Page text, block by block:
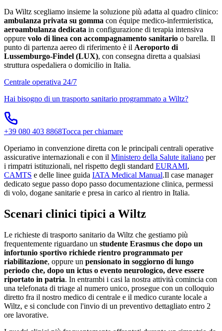
Da Wiltz scegliamo insieme la soluzione più adatta al quadro clinico:
ambulanza privata su gomma con équipe medico-infermieristica,
aeroambulanza dedicata in configurazione di terapia intensiva
oppure volo di linea con accompagnamento sanitario o barella. Il
punto di partenza aereo di riferimento è il Aeroporto di
Lussemburgo-Findel (LUX), con consegna diretta a qualsiasi
struttura ospedaliera o domicilio in Italia.
Centrale operativa 24/7
Hai bisogno di un trasporto sanitario programmato a Wiltz?
+39 080 403 8868Tocca per chiamare
Operiamo in convenzione diretta con le principali centrali operative
assicurative internazionali e con il Ministero della Salute italiano per
i rimpatri istituzionali, nel rispetto degli standard EURAMI,
CAMTS e delle linee guida IATA Medical Manual.Il case manager
dedicato segue passo dopo passo documentazione clinica, permessi
di volo, dogane sanitarie e presa in carico al rientro in Italia.
Scenari clinici tipici a Wiltz
Le richieste di trasporto sanitario da Wiltz che gestiamo più
frequentemente riguardano un studente Erasmus che dopo un
infortunio sportivo richiede rientro programmato per
riabilitazione, oppure un pensionato in soggiorno di lungo
periodo che, dopo un ictus o evento neurologico, deve essere
riportato in patria. In entrambi i casi la nostra attività comincia con
una telefonata di triage al numero unico, prosegue con un colloquio
diretto fra il nostro medico di centrale e il medico curante locale a
Wiltz, e si conclude con l'invio di un preventivo dettagliato entro 2
ore lavorative.